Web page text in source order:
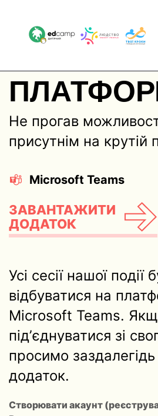
Не прогав
присутнім на крутій
Microsoft Teams
ЗАВАНТАЖИТИ
ДОДАТОК
Усі сесії нашої події
відбуватися на
Microsoft Teams.
підʼєднуватися зі
просимо
додаток.
Створювати акаунт